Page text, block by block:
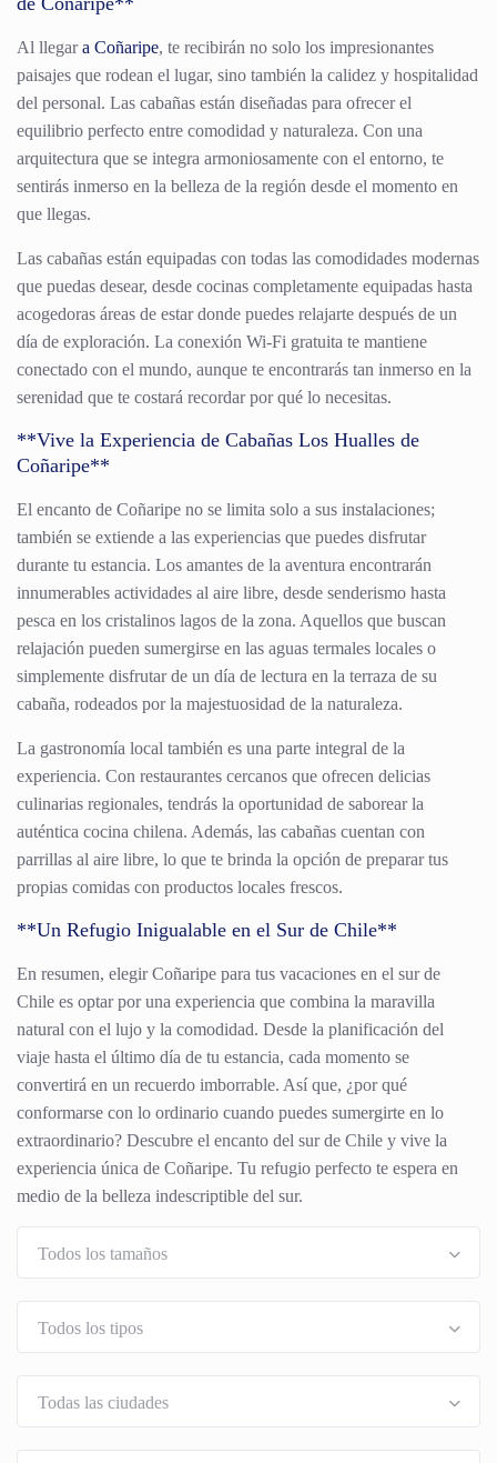
Al llegara Coñaripe, te recibirán no solo los impresionantes
paisajes que rodean el lugar, sino también la calidez y hospitalidad
del personal. Las cabañas están diseñadas para ofrecer el
equilibrio perfecto entre comodidad y naturaleza. Con una
arquitectura que se integra armoniosamente con el entorno, te
sentirás inmerso en la belleza de la región desde el momento en
que llegas.
Las cabañas están equipadas con todas las comodidades modernas
que puedas desear, desde cocinas completamente equipadas hasta
acogedoras áreas de estar donde puedes relajarte después de un
día de exploración. La conexión Wi-Fi gratuita te mantiene
conectado con el mundo, aunque te encontrarás tan inmerso en la
serenidad que te costará recordar por qué lo necesitas.
**Vive la Experiencia de Cabañas Los Hualles de
Coñaripe**
El encanto de Coñaripe no se limita solo a sus instalaciones;
también se extiende a las experiencias que puedes disfrutar
durante tu estancia. Los amantes de la aventura encontrarán
innumerables actividades al aire libre, desde senderismo hasta
pesca en los cristalinos lagos de la zona. Aquellos que buscan
relajación pueden sumergirse en las aguas termales locales o
simplemente disfrutar de un día de lectura en la terraza de su
cabaña, rodeados por la majestuosidad de la naturaleza.
La gastronomía local también es una parte integral de la
experiencia. Con restaurantes cercanos que ofrecen delicias
culinarias regionales, tendrás la oportunidad de saborear la
auténtica cocina chilena. Además, las cabañas cuentan con
parrillas al aire libre, lo que te brinda la opción de preparar tus
propias comidas con productos locales frescos.
**Un Refugio Inigualable en el Sur de Chile**
En resumen, elegir Coñaripe para tus vacaciones en el sur de
Chile es optar por una experiencia que combina la maravilla
natural con el lujo y la comodidad. Desde la planificación del
viaje hasta el último día de tu estancia, cada momento se
convertirá en un recuerdo imborrable. Así que, ¿por qué
conformarse con lo ordinario cuando puedes sumergirte en lo
extraordinario? Descubre el encanto del sur de Chile y vive la
experiencia única de Coñaripe. Tu refugio perfecto te espera en
medio de la belleza indescriptible del sur.
Todos los tamaños
Todos los tipos
Todas las ciudades